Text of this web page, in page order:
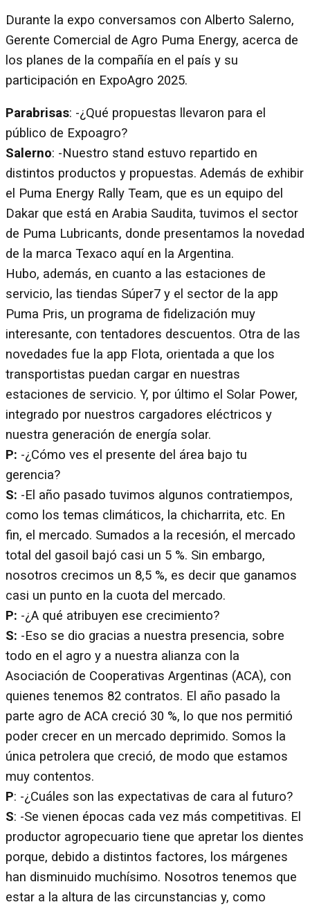
Durante la expo conversamos con Alberto Salerno,
Gerente Comercial de Agro Puma Energy, acerca de
los planes de la compañía en el país y su
participación en ExpoAgro 2025.
Parabrisas: -¿Qué propuestas llevaron para el
público de Expoagro?
Salerno: -Nuestro stand estuvo repartido en
distintos productos y propuestas. Además de exhibir
el Puma Energy Rally Team, que es un equipo del
Dakar que está en Arabia Saudita, tuvimos el sector
de Puma Lubricants, donde presentamos la novedad
de la marca Texaco aquí en la Argentina.
Hubo, además, en cuanto a las estaciones de
servicio, las tiendas Súper7 y el sector de la app
Puma Pris, un programa de fidelización muy
interesante, con tentadores descuentos. Otra de las
novedades fue la app Flota, orientada a que los
transportistas puedan cargar en nuestras
estaciones de servicio. Y, por último el Solar Power,
integrado por nuestros cargadores eléctricos y
nuestra generación de energía solar.
P: -¿Cómo ves el presente del área bajo tu
gerencia?
S: -El año pasado tuvimos algunos contratiempos,
como los temas climáticos, la chicharrita, etc. En
fin, el mercado. Sumados a la recesión, el mercado
total del gasoil bajó casi un 5 %. Sin embargo,
nosotros crecimos un 8,5 %, es decir que ganamos
casi un punto en la cuota del mercado.
P: -¿A qué atribuyen ese crecimiento?
S: -Eso se dio gracias a nuestra presencia, sobre
todo en el agro y a nuestra alianza con la
Asociación de Cooperativas Argentinas (ACA), con
quienes tenemos 82 contratos. El año pasado la
parte agro de ACA creció 30 %, lo que nos permitió
poder crecer en un mercado deprimido. Somos la
única petrolera que creció, de modo que estamos
muy contentos.
P: -¿Cuáles son las expectativas de cara al futuro?
S: -Se vienen épocas cada vez más competitivas. El
productor agropecuario tiene que apretar los dientes
porque, debido a distintos factores, los márgenes
han disminuido muchísimo. Nosotros tenemos que
estar a la altura de las circunstancias y, como